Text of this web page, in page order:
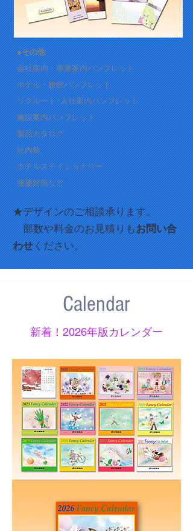
●その他
会社案内・事業案内パンフレット
ホテル・旅館パンフレット
リクルート･入社案内パンフレット
施設案内パンフレット
製品カタログ
社内報
ホテルステイショナリー
便箋封筒など
★デザインのご相談承ります。
部数や料金のお見積りもお問い合
わせください。
Calendar
新着！2026年版カレンダー